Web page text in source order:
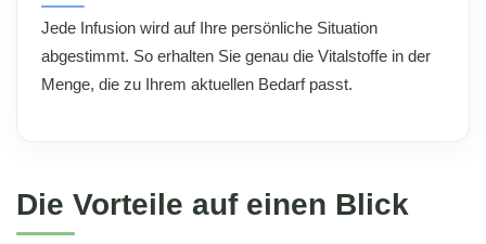
Jede Infusion wird auf Ihre persönliche Situation
abgestimmt. So erhalten Sie genau die Vitalstoffe in der
Menge, die zu Ihrem aktuellen Bedarf passt.
Die Vorteile auf einen Blick